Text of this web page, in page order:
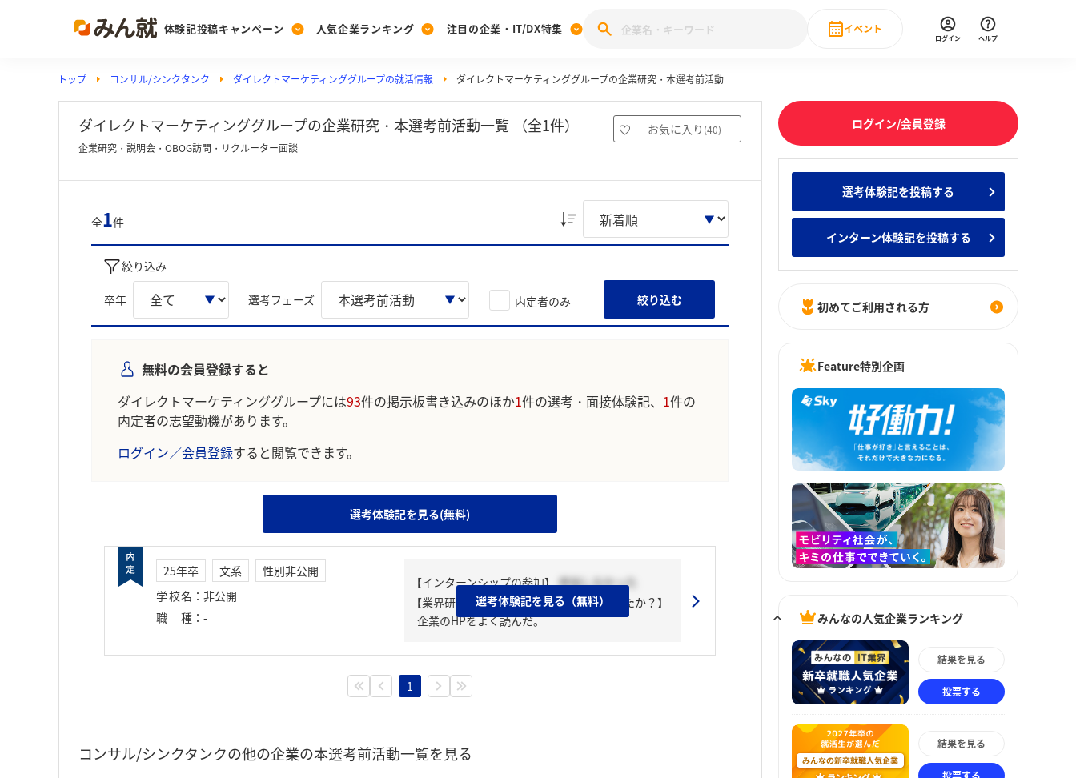
体験記投稿キャンペーン
Post
投稿する
[27卒] 本選考体験記投稿キャンペーン
人気企業ランキング
Ranking
ランキングを見る
みんなのDX企業就職ブランド調査
Vote みんなの新卒就職人気企業ランキング みんなのインターン人気企業ランキ
注目の企業・IT/DX特集
PickUp
注目の企業特集
28卒 IT・DX現場社員インタビュー
イベント
直近のイベント一覧
ログイン ヘルプ
トップ コンサル/シンクタンク ダイレクトマーケティンググループの就活情報 ダイレクトマーケティンググループの企業研究・本選考前活動
ダイレクトマーケティンググループの企業研究・本選考前活動一覧 （全1件） お気に入り (40)
企業研究・説明会・OBOG訪問・リクルーター面談
全1件
絞り込み
卒年 選考フェーズ 内定者のみ 絞り込む
無料の会員登録すると
ダイレクトマーケティンググループには93件の掲示板書き込みのほか1件の選考・面接体験記、 1件の
内定者の志望動機があります。
ログイン／会員登録すると閲覧できます。
選考体験記を見る(無料)
25年卒 文系
性別非公開
学校名 ： 非公開
職種 ： -
【インターンシップの参加】 参加しなかった
【業界研究・企業研究はどんな風にしましたか？】
企業のHPをよく読んだ。
選考体験記を見る（無料）
1
コンサル/シンクタンクの他の企業の本選考前活動一覧を見る
ログイン/会員登録
選考体験記を投稿する
インターン体験記を投稿する
初めてご利用される方
Feature特別企画
みんなの人気企業ランキング
結果を見る
投票する
結果を見る